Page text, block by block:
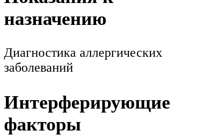
назначению
Диагностика аллергических
заболеваний
Интерферирующие
факторы